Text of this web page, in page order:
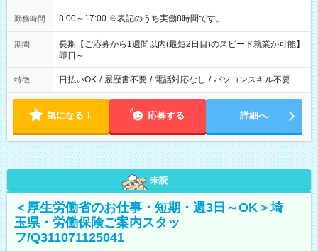
勤務時間 8:00～17:00 ※表記のうち実働8時間です。
期間
長期【ご応募から1週間以内(最短2日目)のスピード就業が可能】
即日～
特徴 日払いOK / 履歴書不要 / 電話対応なし / パソコンスキル不要
気になる！ 応募する 詳細へ
未読
＜厚生労働省のお仕事・短期・週3日～OK＞埼
玉県・労働保険ご案内スタッ
フ/Q311071125041